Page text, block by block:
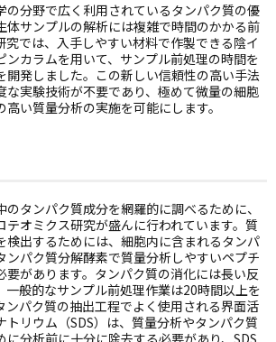
の分野で広く利用されているタンパク質の優
体サンプルの解析には複雑で時間のかかる前
究では、入手しやすい材料で作製できる陰イ
ンカラムを用いて、サンプル前処理の時間を
開発しました。この新しい信頼性の高い手法
な実験技術が不要であり、極めて微量の細胞
い質量分析の実施を可能にします。
タンパク質成分を網羅的に調べるために、
テオミクス研究が盛んに行われています。質
検出するためには、細胞内に含まれるタンパ
ンパク質分解酵素で質量分析しやすいペプチ
要があります。タンパク質の消化には長い反
一般的なサンプル前処理作業は20時間以上を
ンパク質の抽出工程でよく使用される界面活
トリウム（SDS）は、質量分析やタンパク質
分析前に十分に除去する必要があり、SDS